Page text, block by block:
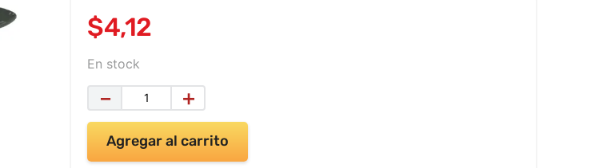
$4,12
En stock
＋
－
Agregar al carrito